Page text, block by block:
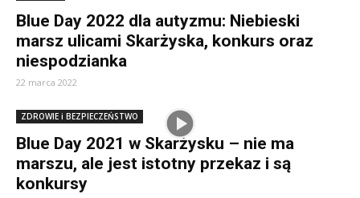
Blue Day 2022 dla autyzmu: Niebieski
marsz ulicami Skarżyska, konkurs oraz
niespodzianka
22 marca 2022
ZDROWIE i BEZPIECZEŃSTWO
Blue Day 2021 w Skarżysku – nie ma
marszu, ale jest istotny przekaz i są
konkursy